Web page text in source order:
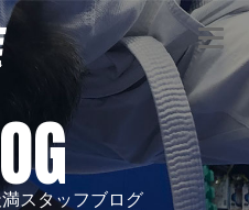
スタッフブログ